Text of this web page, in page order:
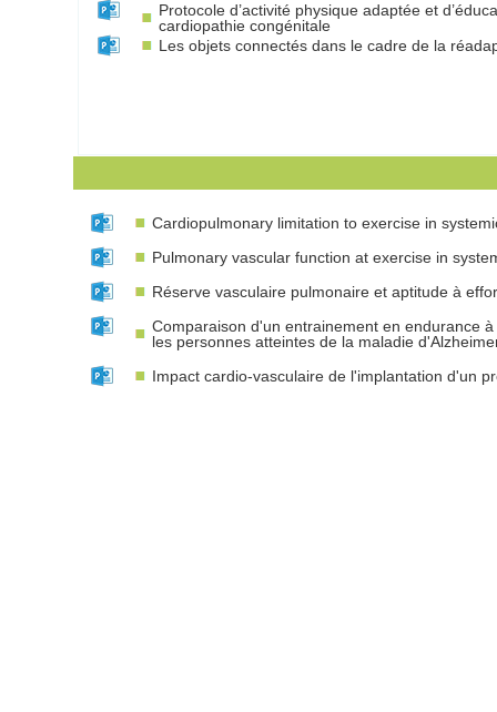
Protocole d’activité physique adaptée et
cardiopathie congénitale
Les objets connectés dans le cadre de la
Cardiopulmonary limitation to exercise in
Pulmonary vascular function at exercise in
Réserve vasculaire pulmonaire et aptitude à
Comparaison d'un entrainement en endurance
les personnes atteintes de la maladie
Impact cardio-vasculaire de l'implantation d'un